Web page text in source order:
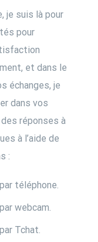
je suis là pour
pour
et dans le
échanges, je
dans vos
réponses à
à l’aide de
:
téléphone.
webcam.
Tchat.